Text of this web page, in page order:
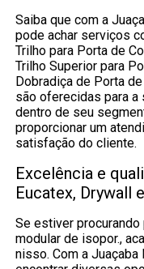
Saiba que com a
pode achar serviços
Trilho para Porta de
Trilho Superior para
Dobradiça de Porta
são oferecidas para
dentro de seu
proporcionar um
satisfação do cliente.
Excelência e
Eucatex, Drywall
Se estiver
modular de isopor.,
nisso. Com a